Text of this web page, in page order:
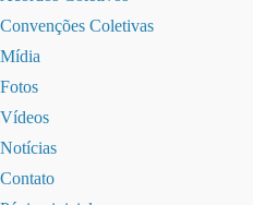
Convenções Coletivas
Mídia
Fotos
Vídeos
Notícias
Contato